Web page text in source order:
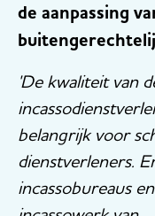
de aanpassing
'De kwaliteit van
belangrijk voor
dienstverleners.
incassobureaus